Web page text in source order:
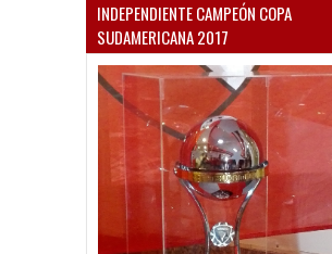
INDEPENDIENTE CAMPEÓN COPA
SUDAMERICANA 2017